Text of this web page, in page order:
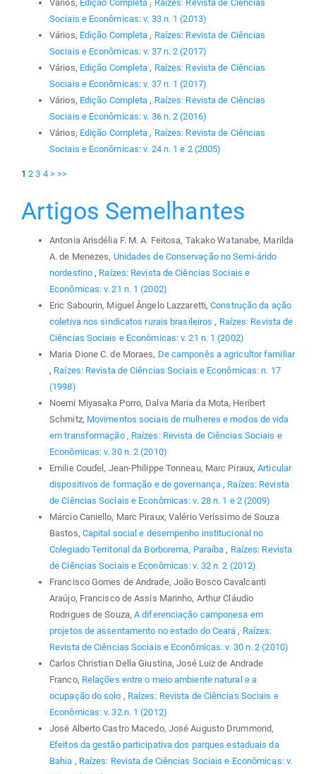
Vários, Edição Completa, Raízes: Revista de Ciências
Sociais e Econômicas: v. 33 n. 1 (2013)
Vários, Edição Completa, Raízes: Revista de Ciências
Sociais e Econômicas: v. 37 n. 2 (2017)
Vários, Edição Completa, Raízes: Revista de Ciências
Sociais e Econômicas: v. 37 n. 1 (2017)
Vários, Edição Completa, Raízes: Revista de Ciências
Sociais e Econômicas: v. 36 n. 2 (2016)
Vários, Edição Completa, Raízes: Revista de Ciências
Sociais e Econômicas: v. 24 n. 1 e 2 (2005)
1 2 3 4 > >>
Artigos Semelhantes
Antonia Arisdélia F. M. A. Feitosa, Takako Watanabe, Marilda
A. de Menezes, Unidades de Conservação no Semi-árido
nordestino, Raízes: Revista de Ciências Sociais e
Econômicas: v. 21 n. 1 (2002)
Eric Sabourin, Miguel Ângelo Lazzaretti,Construção da ação
coletiva nos sindicatos rurais brasileiros, Raízes: Revista de
Ciências Sociais e Econômicas: v. 21 n. 1 (2002)
Maria Dione C. de Moraes, De camponês a agricultor familiar
, Raízes: Revista de Ciências Sociais e Econômicas: n. 17
(1998)
Noemi Miyasaka Porro, Dalva Maria da Mota, Heribert
Schmitz, Movimentos sociais de mulheres e modos de vida
em transformação , Raízes: Revista de Ciências Sociais e
Econômicas: v. 30 n. 2 (2010)
Emilie Coudel, Jean-Philippe Tonneau, Marc Piraux,Articular
dispositivos de formação e de governança, Raízes: Revista
de Ciências Sociais e Econômicas: v. 28 n. 1 e 2 (2009)
Márcio Caniello, Marc Piraux, Valério Veríssimo de Souza
Bastos, Capital social e desempenho institucional no
Colegiado Territorial da Borborema, Paraíba, Raízes: Revista
de Ciências Sociais e Econômicas: v. 32 n. 2 (2012)
Francisco Gomes de Andrade, João Bosco Cavalcanti
Araújo, Francisco de Assis Marinho, Arthur Cláudio
Rodrigues de Souza, A diferenciação camponesa em
projetos de assentamento no estado do Ceará, Raízes:
Revista de Ciências Sociais e Econômicas: v. 30 n. 2 (2010)
Carlos Christian Della Giustina, José Luiz de Andrade
Franco, Relações entre o meio ambiente natural e a
ocupação do solo , Raízes: Revista de Ciências Sociais e
Econômicas: v. 32 n. 1 (2012)
José Alberto Castro Macedo, José Augusto Drummond,
Efeitos da gestão participativa dos parques estaduais da
Bahia , Raízes: Revista de Ciências Sociais e Econômicas: v.